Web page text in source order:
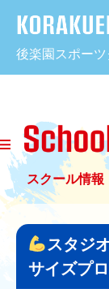
ン
ス
キ
ッ
プ
後楽園スポー
スクール情報
スタジ
サイズプ